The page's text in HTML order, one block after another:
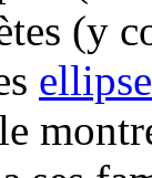
(y